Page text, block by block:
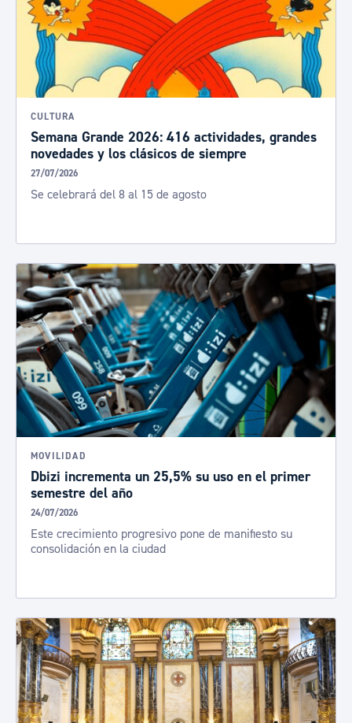
CULTURA
Semana Grande 2026: 416 actividades, grandes
novedades y los clásicos de siempre
27/07/2026
Se celebrará del 8 al 15 de agosto
MOVILIDAD
Dbizi incrementa un 25,5% su uso en el primer
semestre del año
24/07/2026
Este crecimiento progresivo pone de manifiesto su
consolidación en la ciudad